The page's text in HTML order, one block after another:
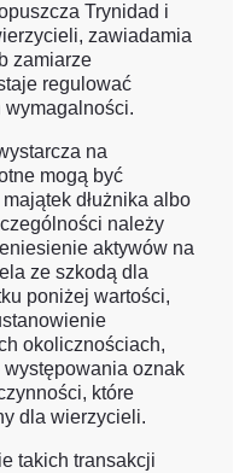
Trynidad i
zawiadamia
zamiarze
regulować
na
mogą być
dłużnika albo
należy
aktywów na
ze szkodą dla
poniżej wartości,
okolicznościach,
występowania oznak
które
dla wierzycieli.
takich transakcji